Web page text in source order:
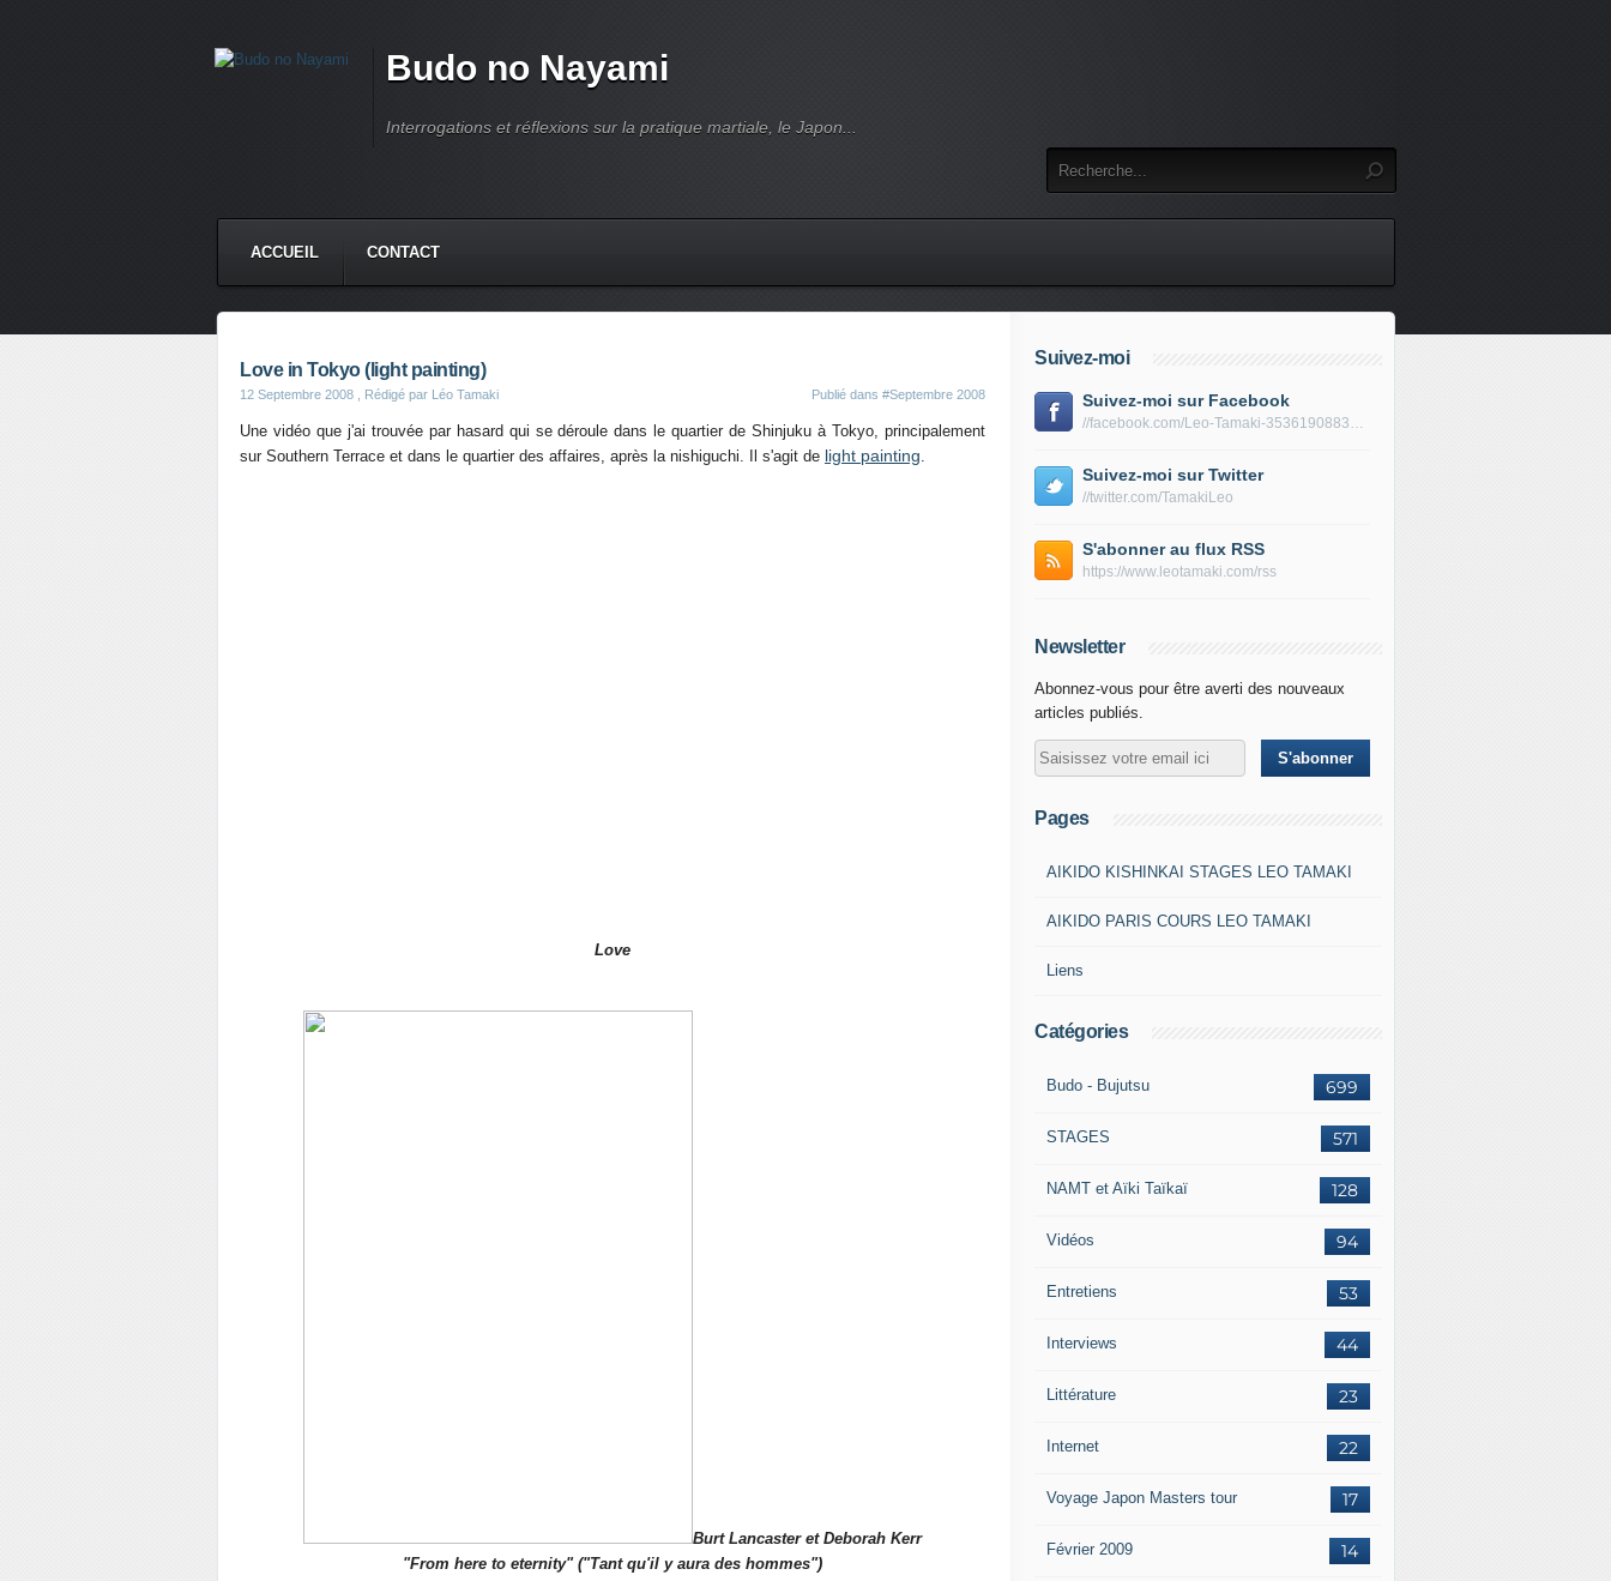
Budo no Nayami
Interrogations et réflexions sur la pratique martiale, le Japon...
ACCUEIL CONTACT
Love in Tokyo (light painting)
12 Septembre 2008 , Rédigé par Léo Tamaki Publié dans #Septembre 2008
Une vidéo que j'ai trouvée par hasard qui se déroule dans le quartier de Shinjuku à Tokyo, principalement
sur Southern Terrace et dans le quartier des affaires, après la nishiguchi. Il s'agit de light painting.
Love
Burt Lancaster et Deborah Kerr
"From here to eternity" ("Tant qu'il y aura des hommes")
Suivez-moi
Suivez-moi sur Facebook
//facebook.com/Leo-Tamaki-353619088319688/
Suivez-moi sur Twitter
//twitter.com/TamakiLeo
S'abonner au flux RSS
https://www.leotamaki.com/rss
Newsletter
Abonnez-vous pour être averti des nouveaux
articles publiés.
Pages
AIKIDO KISHINKAI STAGES LEO TAMAKI
AIKIDO PARIS COURS LEO TAMAKI
Liens
Catégories
699
Budo - Bujutsu
571
STAGES
128
NAMT et Aïki Taïkaï
94
Vidéos
53
Entretiens
44
Interviews
23
Littérature
22
Internet
17
Voyage Japon Masters tour
14
Février 2009